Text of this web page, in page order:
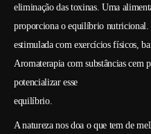
eliminação das toxinas. Uma
proporciona o equilíbrio nutricional.
estimulada com exercícios físicos,
Aromaterapia com substâncias cem
potencializar esse
equilíbrio.
A natureza nos doa o que tem de